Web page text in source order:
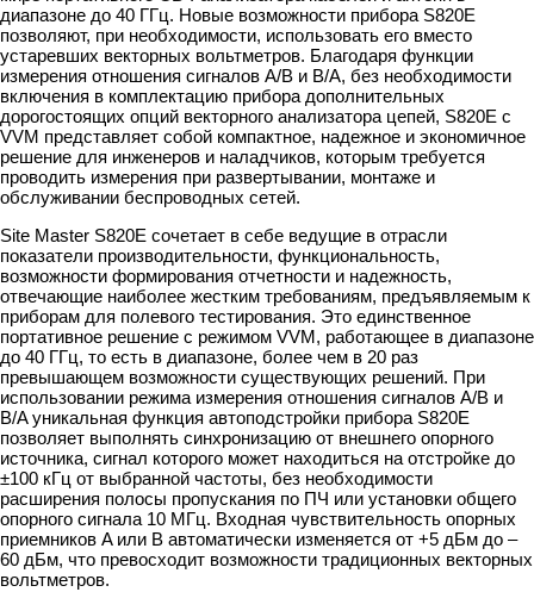
диапазоне до 40 ГГц. Новые возможности прибора S820Е
позволяют, при необходимости, использовать его вместо
устаревших векторных вольтметров. Благодаря функции
измерения отношения сигналов A/B и B/A, без необходимости
включения в комплектацию прибора дополнительных
дорогостоящих опций векторного анализатора цепей, S820E с
VVM представляет собой компактное, надежное и экономичное
решение для инженеров и наладчиков, которым требуется
проводить измерения при развертывании, монтаже и
обслуживании беспроводных сетей.
Site Master S820E сочетает в себе ведущие в отрасли
показатели производительности, функциональность,
возможности формирования отчетности и надежность,
отвечающие наиболее жестким требованиям, предъявляемым к
приборам для полевого тестирования. Это единственное
портативное решение с режимом VVM, работающее в диапазоне
до 40 ГГц, то есть в диапазоне, более чем в 20 раз
превышающем возможности существующих решений. При
использовании режима измерения отношения сигналов A/B и
B/A уникальная функция автоподстройки прибора S820E
позволяет выполнять синхронизацию от внешнего опорного
источника, сигнал которого может находиться на отстройке до
±100 кГц от выбранной частоты, без необходимости
расширения полосы пропускания по ПЧ или установки общего
опорного сигнала 10 МГц. Входная чувствительность опорных
приемников A или B автоматически изменяется от +5 дБм до –
60 дБм, что превосходит возможности традиционных векторных
вольтметров.